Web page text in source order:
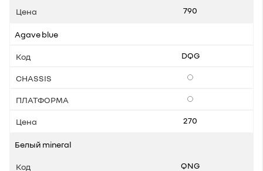
790
Agave blue
DQG
Опции
Опции
270
Белый mineral
QNG